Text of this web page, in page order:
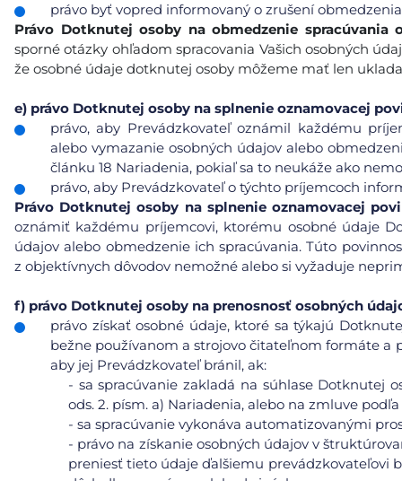
právo byť vopred informovaný o zrušení
Právo Dotknutej osoby na obmedzenie spracúvania
sporné otázky ohľadom spracovania Vašich osobných
že osobné údaje dotknutej osoby môžeme mať len
e) právo Dotknutej osoby na splnenie oznamovacej
právo, aby Prevádzkovateľ oznámil každému
alebo vymazanie osobných údajov alebo
článku 18 Nariadenia, pokiaľ sa to neukáže ako
právo, aby Prevádzkovateľ o týchto príjemcoch
Právo Dotknutej osoby na splnenie oznamovacej
oznámiť každému príjemcovi, ktorému osobné údaje
údajov alebo obmedzenie ich spracúvania. Túto
z objektívnych dôvodov nemožné alebo si vyžaduje
f) právo Dotknutej osoby na prenosnosť osobných
právo získať osobné údaje, ktoré sa týkajú
bežne používanom a strojovo čitateľnom formáte a
aby jej Prevádzkovateľ bránil, ak:
- sa spracúvanie zakladá na súhlase Dotknutej
ods. 2. písm. a) Nariadenia, alebo na zmluve
- sa spracúvanie vykonáva automatizovanými
- právo na získanie osobných údajov v
preniesť tieto údaje ďalšiemu prevádzkovateľovi